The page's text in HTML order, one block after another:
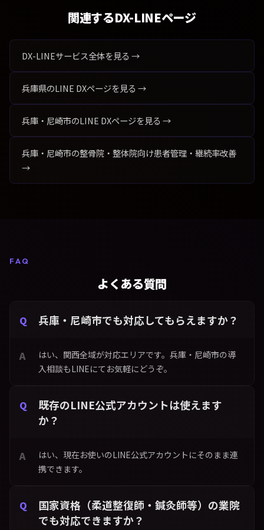
関連するDX-LINEページ
DX-LINEサービス全体を見る →
兵庫県のLINE DXページを見る →
兵庫・尼崎市のLINE DXページを見る →
兵庫・尼崎市の整骨院・整体院向け患者管理・継続率改善
→
FAQ
よくある質問
兵庫・尼崎市でも対応してもらえますか？
はい、関西全域が対応エリアです。兵庫・尼崎市の導
入相談もLINEにてお気軽にどうぞ。
既存のLINE公式アカウントは使えます
か？
はい、現在お使いのLINE公式アカウントにそのまま連
携できます。
国家資格（柔道整復師・鍼灸師等）の業院
でも対応できますか？